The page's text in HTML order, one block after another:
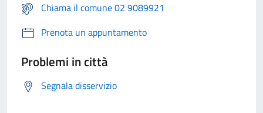
Chiama il comune 02 9089921
Prenota un appuntamento
Problemi in città
Segnala disservizio